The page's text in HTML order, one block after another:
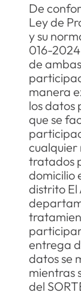
De
Ley de
y su
016-
de
manera
los datos
que se
cualquier
tratados
domicilio
distrito El
entrega
datos se
mientras
del